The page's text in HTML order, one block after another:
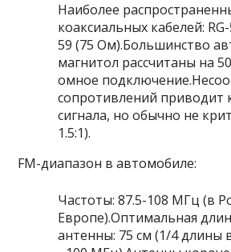
Наиболее
коаксиальных кабелей:
59 (75 Ом).Большинство
магнитол рассчитаны на
омное
сопротивлений приводит
сигнала, но обычно не
1.5:1).
FM-диапазон в автомобиле:
Частоты: 87.5-108 МГц (в
Европе).Оптимальная
антенны: 75 см (1/4 длины